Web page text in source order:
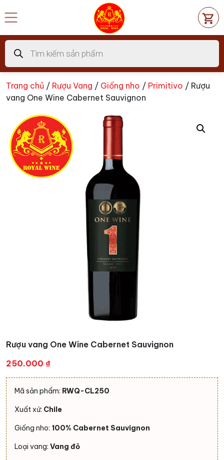
đến
dung
Tìm
kiếm
sản
phẩm
Trang chủ / Rượu Vang / Giống nho / Primitivo / Rượu
vang One Wine Cabernet Sauvignon
Rượu vang One Wine Cabernet Sauvignon
250.000 ₫
Mã sản phẩm: RWQ-CL250
Xuất xứ: Chile
Giống nho: 100% Cabernet Sauvignon
Loại vang: Vang đỏ